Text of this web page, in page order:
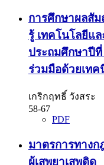
การศึกษาผลสัม
รู้ เทคโนโลยีแ
ประถมศึกษาปีที่
ร่วมมือด้วยเท
เกริกฤทธิ์ วังสระ
58-67
PDF
มาตรการทางก
ผู้เสพยาเสพติด